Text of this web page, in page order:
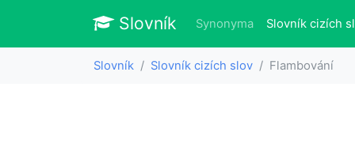
Slovník Slovník
Synonyma Slovník cizích
Slovník Slovník cizích slov Flambování